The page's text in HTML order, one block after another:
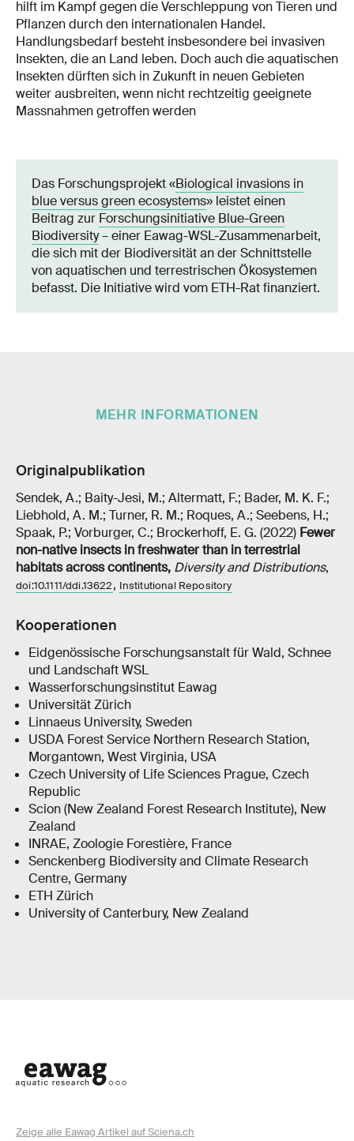
hilft im Kampf gegen die Verschleppung von Tieren und
Pflanzen durch den internationalen Handel.
Handlungsbedarf besteht insbesondere bei invasiven
Insekten, die an Land leben. Doch auch die aquatischen
Insekten dürften sich in Zukunft in neuen Gebieten
weiter ausbreiten, wenn nicht rechtzeitig geeignete
Massnahmen getroffen werden
Das Forschungsprojekt «Biological invasions in
blue versus green ecosystems» leistet einen
Beitrag zur Forschungsinitiative Blue-Green
Biodiversity– einer Eawag-WSL-Zusammenarbeit,
die sich mit der Biodiversität an der Schnittstelle
von aquatischen und terrestrischen Ökosystemen
befasst. Die Initiative wird vom ETH-Rat finanziert.
MEHR INFORMATIONEN
Originalpublikation
Sendek, A.; Baity-Jesi, M.; Altermatt, F.; Bader, M. K. F.;
Liebhold, A. M.; Turner, R. M.; Roques, A.; Seebens, H.;
Spaak, P.; Vorburger, C.; Brockerhoff, E. G. (2022) Fewer
non-native insects in freshwater than in terrestrial
habitats across continents, Diversity and Distributions,
doi:10.1111/ddi.13622, Institutional Repository
Kooperationen
Eidgenössische Forschungsanstalt für Wald, Schnee
und Landschaft WSL
Wasserforschungsinstitut Eawag
Universität Zürich
Linnaeus University, Sweden
USDA Forest Service Northern Research Station,
Morgantown, West Virginia, USA
Czech University of Life Sciences Prague, Czech
Republic
Scion (New Zealand Forest Research Institute), New
Zealand
INRAE, Zoologie Forestière, France
Senckenberg Biodiversity and Climate Research
Centre, Germany
ETH Zürich
University of Canterbury, New Zealand
Zeige alle Eawag Artikel auf Sciena.ch